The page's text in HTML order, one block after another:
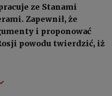
ze Stanami
Zapewnił, że
i proponować
powodu twierdzić, iż